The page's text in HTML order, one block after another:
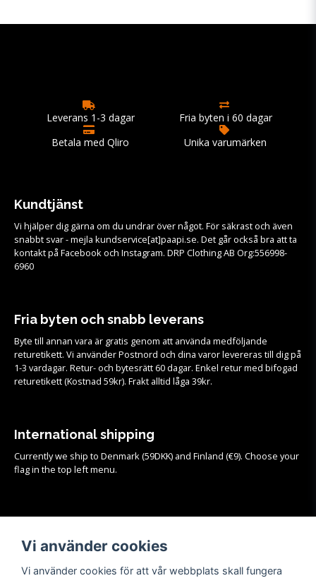
Leverans 1-3 dagar
Fria byten i 60 dagar
Betala med Qliro
Unika varumärken
Kundtjänst
Vi hjälper dig gärna om du undrar över något. För säkrast och även
snabbt svar - mejla kundservice[at]paapi.se. Det går också bra att ta
kontakt på Facebook och Instagram. DRP Clothing AB Org:556998-
6960
Fria byten och snabb leverans
Byte till annan vara är gratis genom att använda medföljande
returetikett. Vi använder Postnord och dina varor levereras till dig på
1-3 vardagar. Retur- och bytesrätt 60 dagar. Enkel retur med bifogad
returetikett (Kostnad 59kr). Frakt alltid låga 39kr.
International shipping
Currently we ship to Denmark (59DKK) and Finland (€9). Choose your
flag in the top left menu.
Se samtliga köpvillkor och mer info om frakt, retur och byten
Vi använder cookies
Vi använder cookies för att vår webbplats skall fungera